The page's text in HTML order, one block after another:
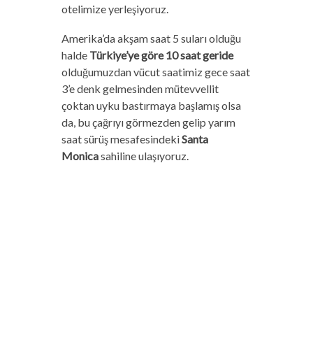
otelimize yerleşiyoruz.
Amerika’da akşam saat 5 suları olduğu
halde Türkiye’ye göre 10 saat geride
olduğumuzdan vücut saatimiz gece saat
3’e denk gelmesinden mütevvellit
çoktan uyku bastırmaya başlamış olsa
da, bu çağrıyı görmezden gelip yarım
saat sürüş mesafesindekiSanta
Monicasahiline ulaşıyoruz.